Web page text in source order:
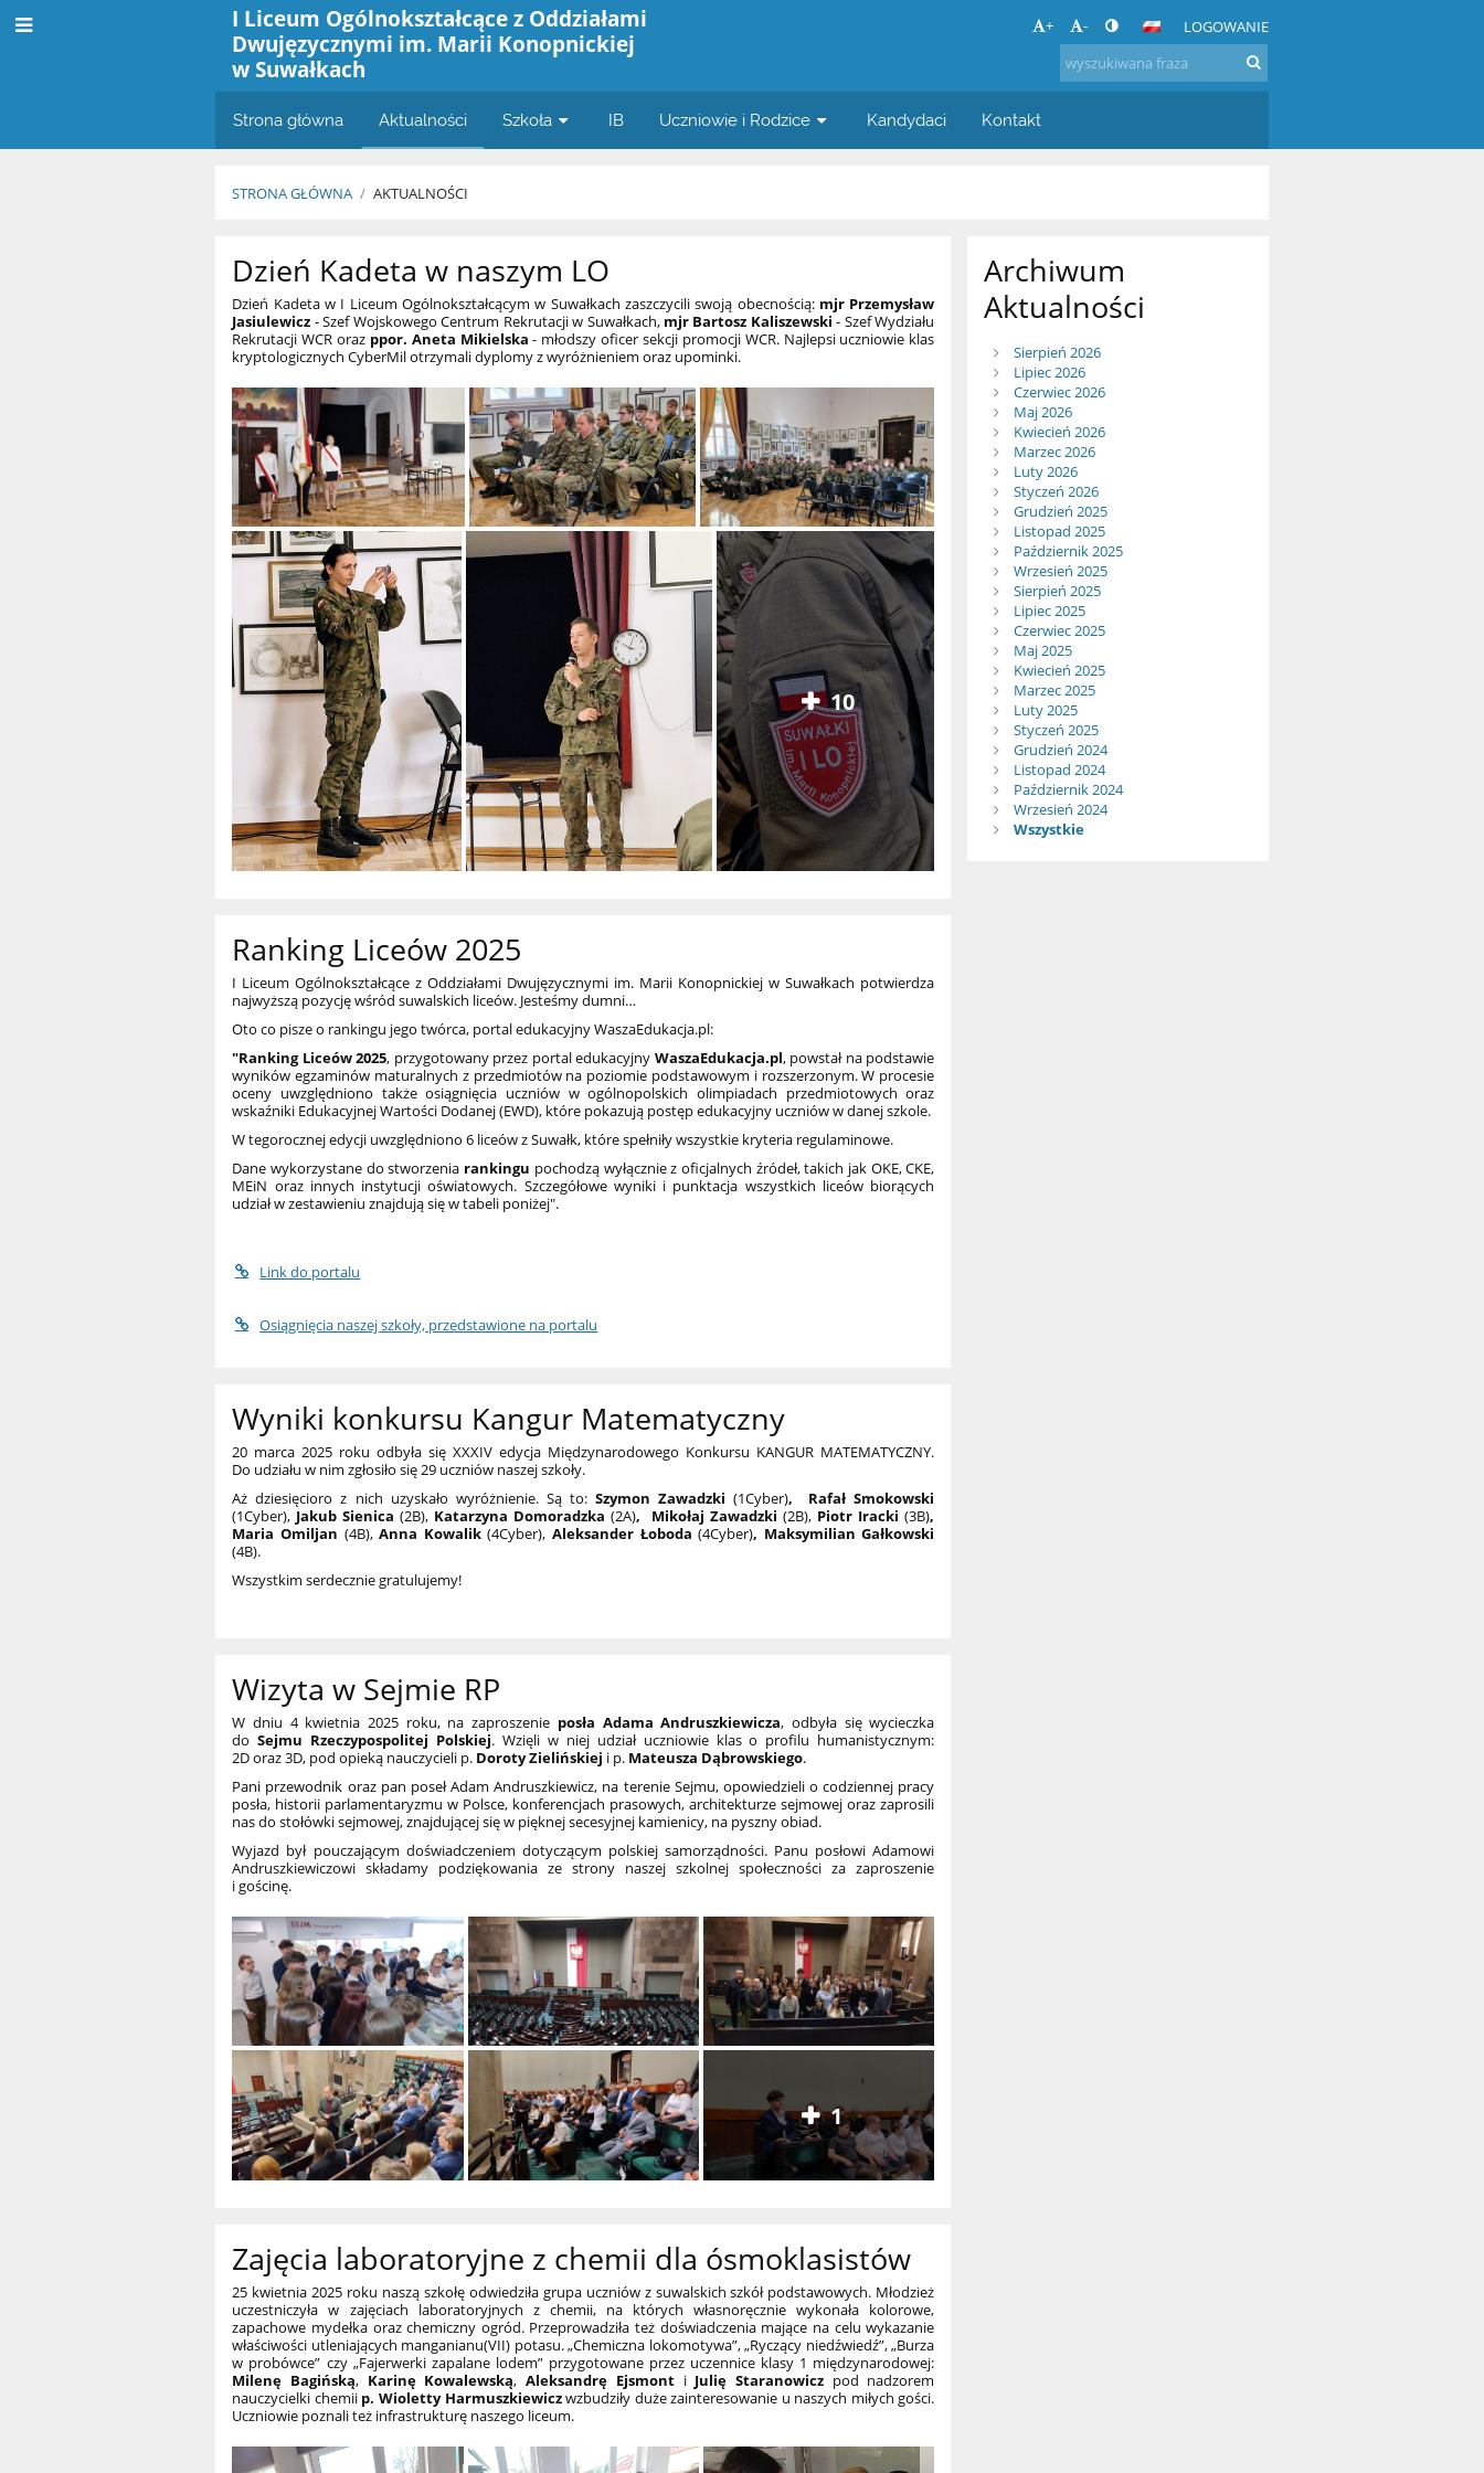
I Liceum Ogólnokształcące z Oddziałami
Dwujęzycznymi im. Marii Konopnickiej
w Suwałkach
+ - LOGOWANIE
Strona główna Aktualności Szkoła IB Uczniowie i Rodzice Kandydaci Kontakt
STRONA GŁÓWNA / AKTUALNOŚCI
Aktualności
Dzień Kadeta w naszym LO
Dzień Kadeta w I Liceum Ogólnokształcącym w Suwałkach zaszczycili swoją obecnością: mjr Przemysław
Jasiulewicz - Szef Wojskowego Centrum Rekrutacji w Suwałkach, mjr Bartosz Kaliszewski - Szef Wydziału
Rekrutacji WCR oraz ppor. Aneta Mikielska - młodszy oficer sekcji promocji WCR. Najlepsi uczniowie klas
kryptologicznych CyberMil otrzymali dyplomy z wyróżnieniem oraz upominki.
10
Ranking Liceów 2025
I Liceum Ogólnokształcące z Oddziałami Dwujęzycznymi im. Marii Konopnickiej w Suwałkach potwierdza
najwyższą pozycję wśród suwalskich liceów. Jesteśmy dumni…
Oto co pisze o rankingu jego twórca, portal edukacyjny WaszaEdukacja.pl:
"Ranking Liceów 2025, przygotowany przez portal edukacyjny WaszaEdukacja.pl, powstał na podstawie
wyników egzaminów maturalnych z przedmiotów na poziomie podstawowym i rozszerzonym. W procesie
oceny uwzględniono także osiągnięcia uczniów w ogólnopolskich olimpiadach przedmiotowych oraz
wskaźniki Edukacyjnej Wartości Dodanej (EWD), które pokazują postęp edukacyjny uczniów w danej szkole.
W tegorocznej edycji uwzględniono 6 liceów z Suwałk, które spełniły wszystkie kryteria regulaminowe.
Dane wykorzystane do stworzenia rankingu pochodzą wyłącznie z oficjalnych źródeł, takich jak OKE, CKE,
MEiN oraz innych instytucji oświatowych. Szczegółowe wyniki i punktacja wszystkich liceów biorących
udział w zestawieniu znajdują się w tabeli poniżej".
Link do portalu
Osiągnięcia naszej szkoły, przedstawione na portalu
Wyniki konkursu Kangur Matematyczny
20 marca 2025 roku odbyła sięXXXIV edycja Międzynarodowego Konkursu KANGUR MATEMATYCZNY.
Do udziału w nimzgłosiło się 29 uczniów naszej szkoły.
Aż dziesięcioro z nich uzyskało wyróżnienie. Są to:Szymon Zawadzki(1Cyber),
Rafał Smokowski
(1Cyber), Jakub Sienica(2B), Katarzyna Domoradzka(2A), Mikołaj Zawadzki (2B), Piotr Iracki(3B),
Maria Omiljan (4B),Anna Kowalik(4Cyber), Aleksander Łoboda(4Cyber), Maksymilian Gałkowski
(4B).
Wszystkim serdecznie gratulujemy!
Wizyta w Sejmie RP
W dniu 4 kwietnia 2025 roku, na zaproszenie posła Adama Andruszkiewicza, odbyła się wycieczka
doSejmu Rzeczypospolitej Polskiej. Wzięli w niej udział uczniowie klas o profilu humanistycznym:
2D oraz 3D, pod opieką nauczycieli p. Doroty Zielińskiej i p. Mateusza Dąbrowskiego.
Pani przewodnik oraz pan poseł Adam Andruszkiewicz, na terenie Sejmu, opowiedzieli o codziennej pracy
posła, historii parlamentaryzmu w Polsce, konferencjach prasowych, architekturze sejmowej oraz zaprosili
nas do stołówki sejmowej, znajdującej się w pięknej secesyjnej kamienicy, na pyszny obiad.
Wyjazd był pouczającym doświadczeniem dotyczącym polskiej samorządności. Panu posłowi Adamowi
Andruszkiewiczowi składamy podziękowania ze strony naszej szkolnej społeczności za zaproszenie
i gościnę.
1
Zajęcia laboratoryjne z chemii dla ósmoklasistów
25 kwietnia 2025 roku naszą szkołę odwiedziła grupa uczniów z suwalskich szkół podstawowych. Młodzież
uczestniczyła w zajęciach laboratoryjnych z chemii, na których własnoręcznie wykonała kolorowe,
zapachowe mydełka oraz chemiczny ogród. Przeprowadziła też doświadczenia mające na celu wykazanie
właściwości utleniających manganianu(VII) potasu. „Chemiczna lokomotywa”, „Ryczący niedźwiedź”, „Burza
w probówce” czy „Fajerwerki zapalane lodem” przygotowane przez uczennice klasy 1 międzynarodowej:
Milenę Bagińską, Karinę Kowalewską,Aleksandrę Ejsmonti Julię Staranowiczpod nadzorem
nauczycielki chemii p. Wioletty Harmuszkiewiczwzbudziły duże zainteresowanie u naszych miłych gości.
Uczniowie poznali też infrastrukturę naszego liceum.
Archiwum
Aktualności
Sierpień 2026
Lipiec 2026
Czerwiec 2026
Maj 2026
Kwiecień 2026
Marzec 2026
Luty 2026
Styczeń 2026
Grudzień 2025
Listopad 2025
Październik 2025
Wrzesień 2025
Sierpień 2025
Lipiec 2025
Czerwiec 2025
Maj 2025
Kwiecień 2025
Marzec 2025
Luty 2025
Styczeń 2025
Grudzień 2024
Listopad 2024
Październik 2024
Wrzesień 2024
Wszystkie